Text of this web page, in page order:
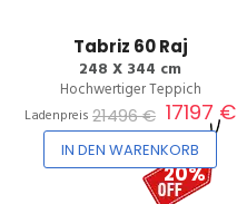
Tabriz 60 Raj
248 X 344 cm
Hochwertiger Teppich
Ladenpreis 21496 € 17197 €
IN DEN WARENKORB
20%